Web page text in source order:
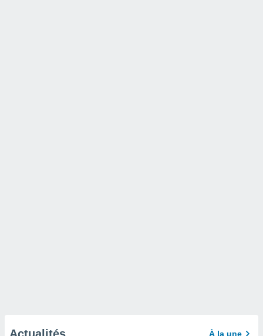
À la une